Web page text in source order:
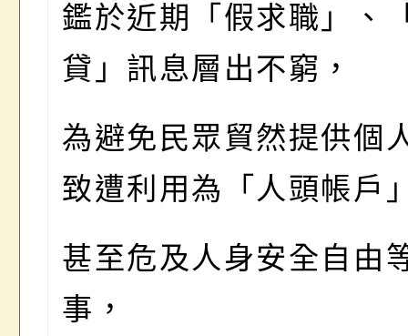
鑑於近期「假求職」、
貸」訊息層出不窮，
為避免民眾貿然提供個
致遭利用為「人頭帳戶
甚至危及人身安全自由
事，